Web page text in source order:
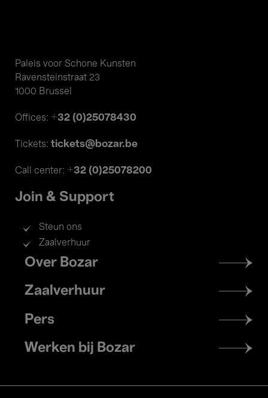
Paleis voor Schone Kunsten
Ravensteinstraat 23
1000 Brussel
Offices: +32 (0)25078430
Tickets: tickets@bozar.be
Call center: +32 (0)25078200
Join & Support
Steun ons
Zaalverhuur
Footer
menu
Over Bozar
Zaalverhuur
Pers
Werken bij Bozar